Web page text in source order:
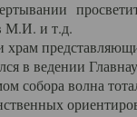
М.И. и т.д.
в ведении
собора волна